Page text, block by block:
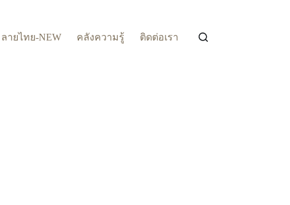
ลายไทย-NEW คลังความรู้ ติดต่อเรา